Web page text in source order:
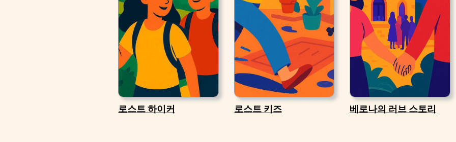
로스트 하이커 로스트 키즈 베로나의 러브 스토리